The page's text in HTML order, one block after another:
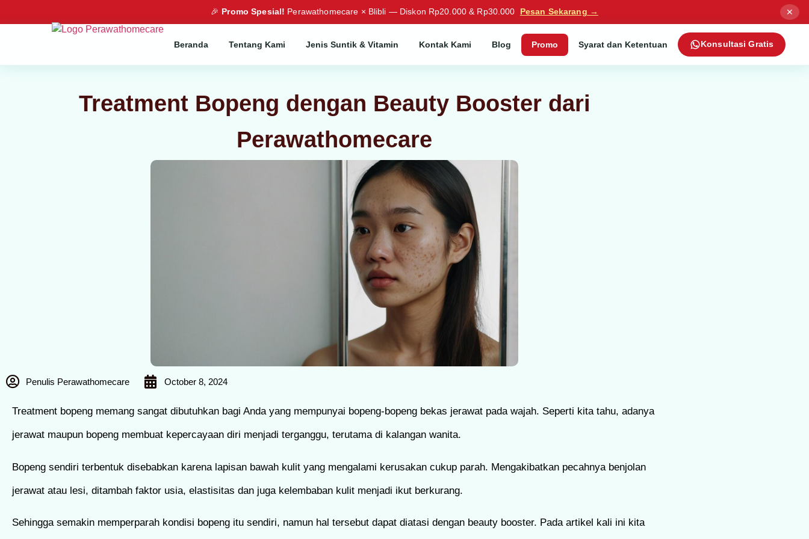
🎉 Promo Spesial! Perawathomecare × Blibli — Diskon Rp20.000 & Rp30.000 Pesan Sekarang → ✕
Beranda Tentang Kami Jenis Suntik & Vitamin Kontak Kami Blog Promo Syarat dan Ketentuan Konsultasi Gratis
Treatment Bopeng dengan Beauty Booster dari
Perawathomecare
Penulis Perawathomecare October 8, 2024
Treatment bopeng memang sangat dibutuhkan bagi Anda yang mempunyai bopeng-bopeng bekas jerawat pada wajah. Seperti kita tahu, adanya
jerawat maupun bopeng membuat kepercayaan diri menjadi terganggu, terutama di kalangan wanita.
Bopeng sendiri terbentuk disebabkan karena lapisan bawah kulit yang mengalami kerusakan cukup parah. Mengakibatkan pecahnya benjolan
jerawat atau lesi, ditambah faktor usia, elastisitas dan juga kelembaban kulit menjadi ikut berkurang.
Sehingga semakin memperparah kondisi bopeng itu sendiri, namun hal tersebut dapat diatasi dengan beauty booster. Pada artikel kali ini kita